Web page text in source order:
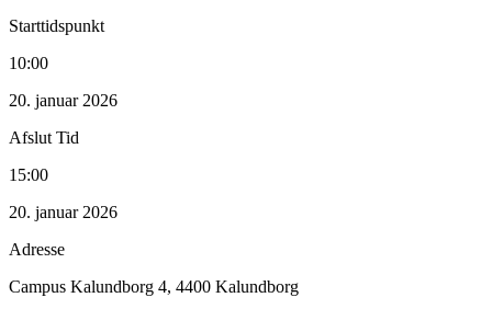
Starttidspunkt
10:00
20. januar 2026
Afslut Tid
15:00
20. januar 2026
Adresse
Campus Kalundborg 4, 4400 Kalundborg